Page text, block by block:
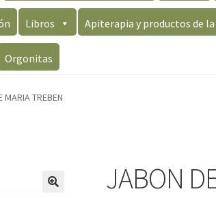
Libros Apiterapia y productos de
Orgonitas
MARIA TREBEN
JABON